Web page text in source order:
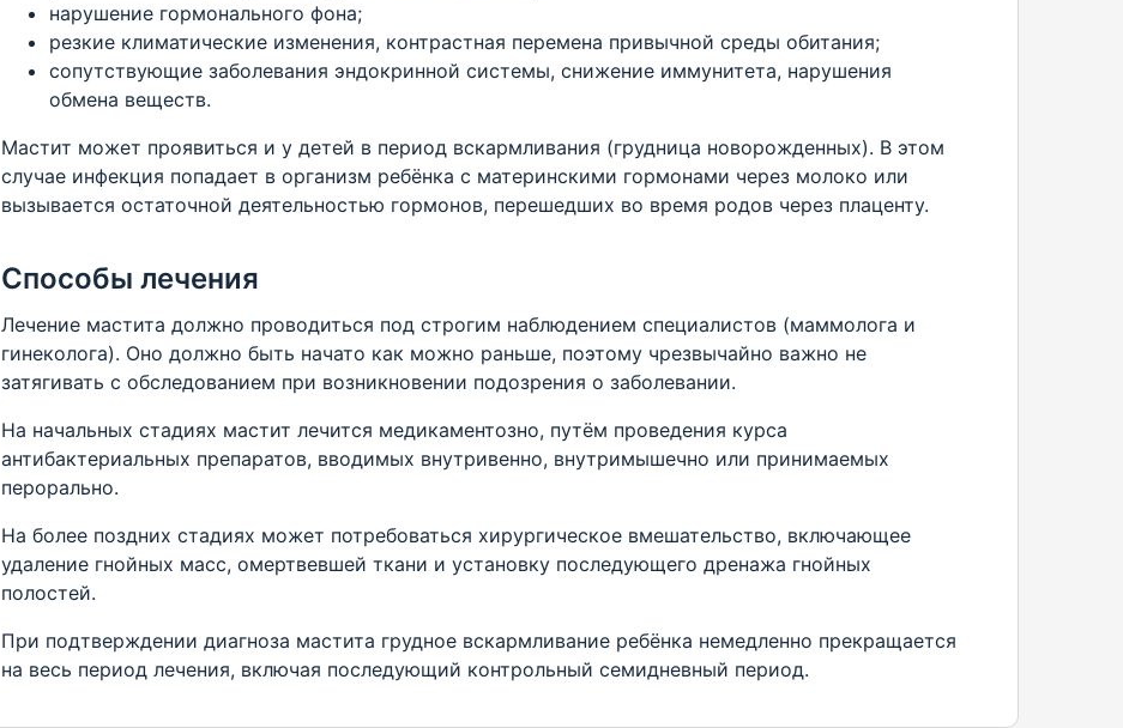
нарушение гормонального фона;
резкие климатические изменения, контрастная перемена привычной среды обитания;
сопутствующие заболевания эндокринной системы, снижение иммунитета, нарушения
обмена веществ.
Мастит может проявиться и у детей в период вскармливания (грудница новорожденных). В этом
случае инфекция попадает в организм ребёнка с материнскими гормонами через молоко или
вызывается остаточной деятельностью гормонов, перешедших во время родов через плаценту.
Способы лечения
Лечение мастита должно проводиться под строгим наблюдением специалистов (маммолога и
гинеколога). Оно должно быть начато как можно раньше, поэтому чрезвычайно важно не
затягивать с обследованием при возникновении подозрения о заболевании.
На начальных стадиях мастит лечится медикаментозно, путём проведения курса
антибактериальных препаратов, вводимых внутривенно, внутримышечно или принимаемых
перорально.
На более поздних стадиях может потребоваться хирургическое вмешательство, включающее
удаление гнойных масс, омертвевшей ткани и установку последующего дренажа гнойных
полостей.
При подтверждении диагноза мастита грудное вскармливание ребёнка немедленно прекращается
на весь период лечения, включая последующий контрольный семидневный период.